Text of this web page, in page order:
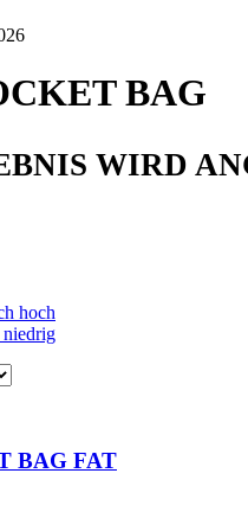
BAG
WIRD
hoch
niedrig
BAG FAT